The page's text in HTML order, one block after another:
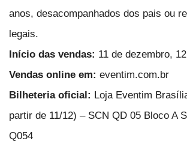
anos, desacompanhados dos pais ou
legais.
Início das vendas: 11 de dezembro,
Vendas online em: eventim.com.br
Bilheteria oficial: Loja Eventim
partir de 11/12) – SCN QD 05 Bloco A
Q054